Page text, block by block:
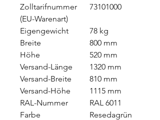
Zolltarifnummer
(EU-Warenart)
73101000
Eigengewicht
78 kg
Breite
800 mm
Höhe
520 mm
Versand-Länge
1320 mm
Versand-Breite
810 mm
Versand-Höhe
1115 mm
RAL-Nummer
RAL 6011
Farbe
Resedagrün